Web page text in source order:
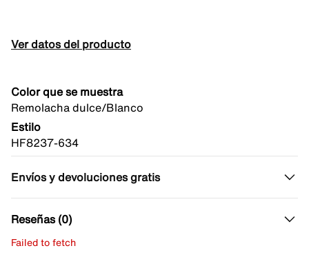
Ver datos del producto
Color que se muestra
Remolacha dulce/Blanco
Estilo
HF8237-634
Envíos y devoluciones gratis
Reseñas (0)
Failed to fetch